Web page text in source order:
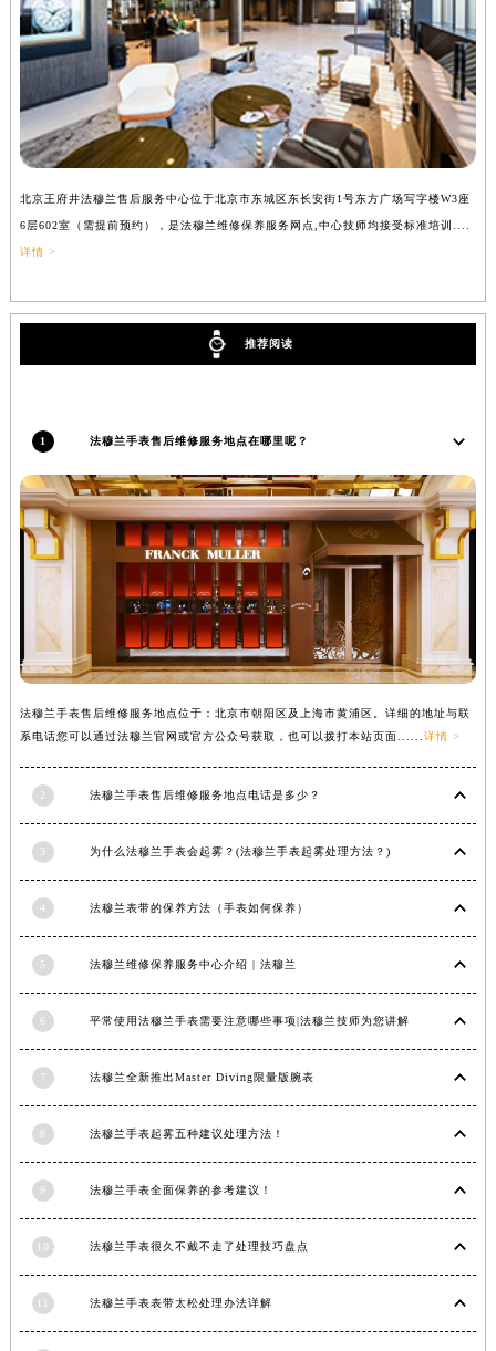
北京王府井法穆兰售后服务中心位于北京市东城区东长安街1号东方广场写字楼W3座
6层602室（需提前预约），是法穆兰维修保养服务网点,中心技师均接受标准培训....
详情 >
推荐阅读
1 法穆兰手表售后维修服务地点在哪里呢？
法穆兰手表售后维修服务地点位于：北京市朝阳区及上海市黄浦区。详细的地址与联
系电话您可以通过法穆兰官网或官方公众号获取，也可以拨打本站页面...... 详情 >
2 法穆兰手表售后维修服务地点电话是多少？
3 为什么法穆兰手表会起雾？(法穆兰手表起雾处理方法？)
4 法穆兰表带的保养方法（手表如何保养）
5 法穆兰维修保养服务中心介绍 | 法穆兰
6 平常使用法穆兰手表需要注意哪些事项|法穆兰技师为您讲解
7 法穆兰全新推出Master Diving限量版腕表
8 法穆兰手表起雾五种建议处理方法！
9 法穆兰手表全面保养的参考建议！
10 法穆兰手表很久不戴不走了处理技巧盘点
11 法穆兰手表表带太松处理办法详解